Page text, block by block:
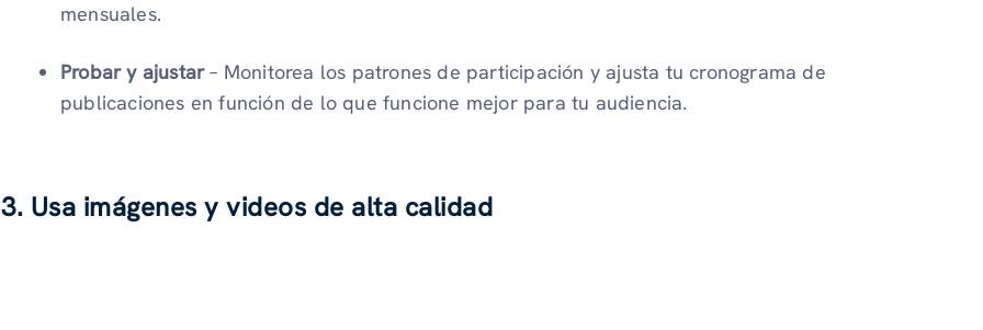
mensuales.
Probar y ajustar– Monitorea los patrones de participación y ajusta tu cronograma de
publicaciones en función de lo que funcione mejor para tu audiencia.
3. Usa imágenes y videos de alta calidad